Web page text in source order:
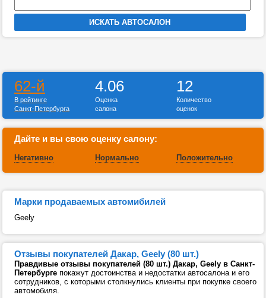
62-й
В рейтинге
Санкт-Петербурга
4.06
Оценка
салона
12
Количество
оценок
Дайте и вы свою оценку салону:
Негативно Нормально Положительно
Марки продаваемых автомибилей
Geely
Отзывы покупателей Дакар, Geely (80 шт.)
Правдивые отзывы покупателей (80 шт.) Дакар, Geely в Санкт-
Петербурге покажут достоинства и недостатки автосалона и его
сотрудников, с которыми столкнулись клиенты при покупке своего
автомобиля.